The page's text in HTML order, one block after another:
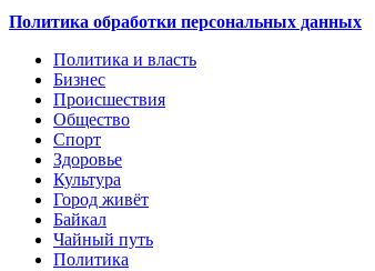
Политика обработки персональных данных
Политика и власть
Бизнес
Происшествия
Общество
Cпорт
Здоровье
Культура
Город живёт
Байкал
Чайный путь
Политика